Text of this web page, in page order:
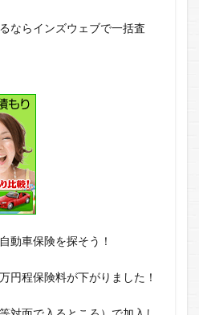
ならインズウェブで一括査
動車保険を探そう！
円程保険料が下がりました！